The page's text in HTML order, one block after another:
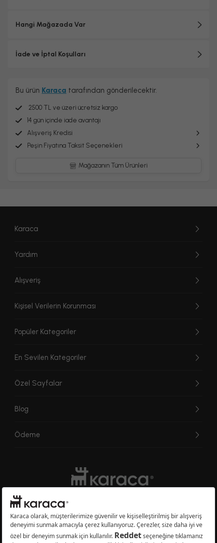
Hangi Mağazada Var
İade ve İptal Koşulları
Bu ürün Karaca tarafından gönderilecektir.
2500 TL ve üzeri ücretsiz kargo
14 gün içinde iade avantajı
Alışveriş Kredisi
Peşin Fiyatına Taksit Seçenekleri
Mağazanın Tüm Ürünleri
Karaca
Yardım
Alışveriş
Kişisel Verilerin Korunması
Popüler Kategoriler
En Sevilen Kategoriler
Özel Sayfalar
Blog
Ödeme